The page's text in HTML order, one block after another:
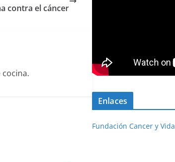
contra el cáncer
Enlaces
Fundación Cancer y Vida